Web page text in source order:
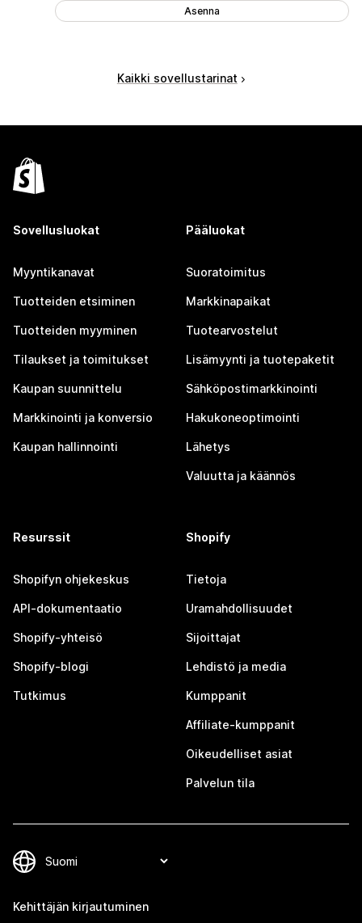
Asenna
Kaikki sovellustarinat
Sovellusluokat
Myyntikanavat
Tuotteiden etsiminen
Tuotteiden myyminen
Tilaukset ja toimitukset
Kaupan suunnittelu
Markkinointi ja konversio
Kaupan hallinnointi
Pääluokat
Suoratoimitus
Markkinapaikat
Tuotearvostelut
Lisämyynti ja tuotepaketit
Sähköpostimarkkinointi
Hakukoneoptimointi
Lähetys
Valuutta ja käännös
Resurssit
Shopifyn ohjekeskus
API-dokumentaatio
Shopify-yhteisö
Shopify-blogi
Tutkimus
Shopify
Tietoja
Uramahdollisuudet
Sijoittajat
Lehdistö ja media
Kumppanit
Affiliate-kumppanit
Oikeudelliset asiat
Palvelun tila
Kehittäjän kirjautuminen